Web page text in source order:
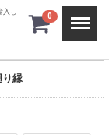
入し
0
り縁